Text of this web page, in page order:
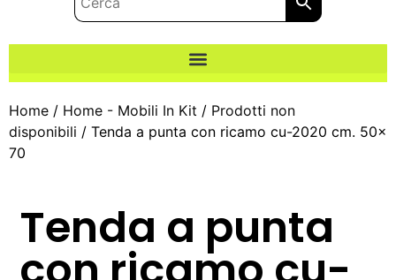
Home / Home - Mobili In Kit / Prodotti non
disponibili / Tenda a punta con ricamo cu-2020 cm. 50x
70
Tenda a punta